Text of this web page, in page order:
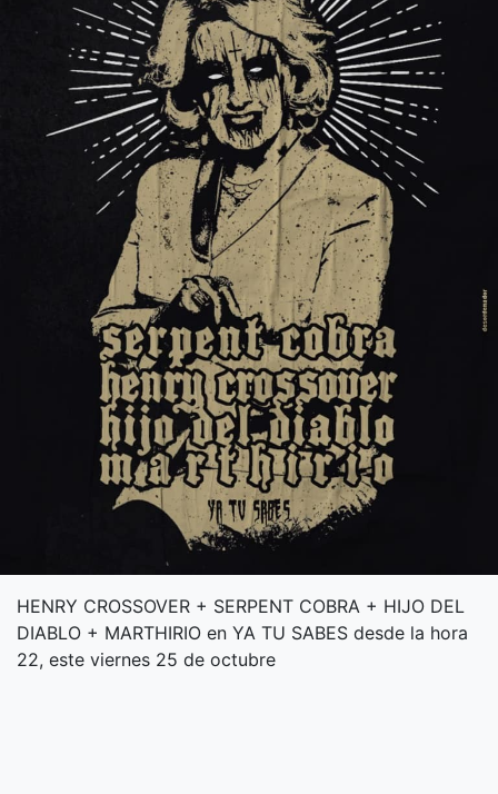
HENRY CROSSOVER + SERPENT COBRA + HIJO DEL
DIABLO + MARTHIRIO en YA TU SABES desde la hora
22, este viernes 25 de octubre